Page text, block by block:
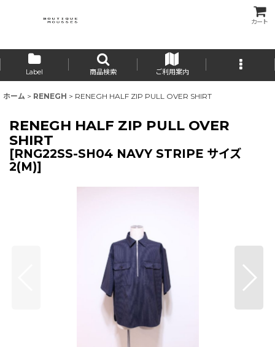
カート
Label 商品検索 ご利用案内
ホーム > RENEGH > RENEGH HALF ZIP PULL OVER SHIRT
RENEGH HALF ZIP PULL OVER
SHIRT
[RNG22SS-SH04 NAVY STRIPE サイズ
2(M)]